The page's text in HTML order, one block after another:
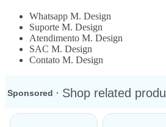
Whatsapp M. Design
Suporte M. Design
Atendimento M. Design
SAC M. Design
Contato M. Design